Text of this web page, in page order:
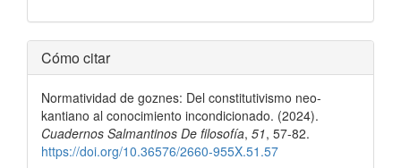
Detalles
del
artículo
Cómo citar
Normatividad de goznes: Del constitutivismo neo-
kantiano al conocimiento incondicionado. (2024).
Cuadernos Salmantinos De filosofía, 51, 57-82.
https://doi.org/10.36576/2660-955X.51.57